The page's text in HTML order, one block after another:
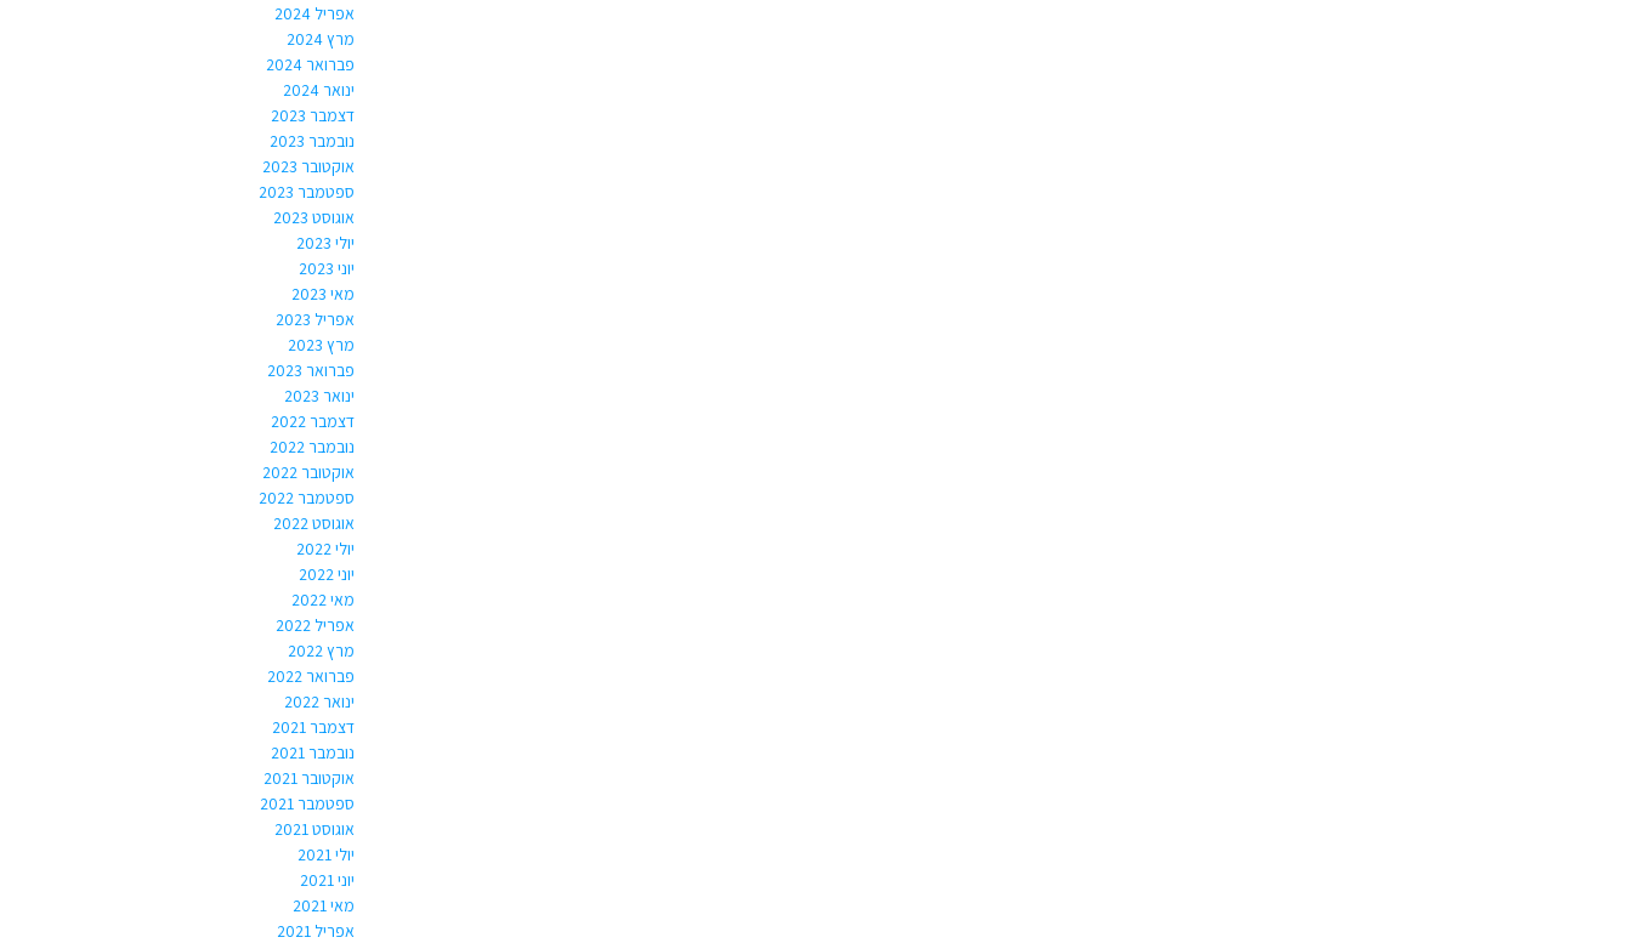
אפריל 2024
מרץ 2024
פברואר 2024
ינואר 2024
דצמבר 2023
נובמבר 2023
אוקטובר 2023
ספטמבר 2023
אוגוסט 2023
יולי 2023
יוני 2023
מאי 2023
אפריל 2023
מרץ 2023
פברואר 2023
ינואר 2023
דצמבר 2022
נובמבר 2022
אוקטובר 2022
ספטמבר 2022
אוגוסט 2022
יולי 2022
יוני 2022
מאי 2022
אפריל 2022
מרץ 2022
פברואר 2022
ינואר 2022
דצמבר 2021
נובמבר 2021
אוקטובר 2021
ספטמבר 2021
אוגוסט 2021
יולי 2021
יוני 2021
מאי 2021
אפריל 2021